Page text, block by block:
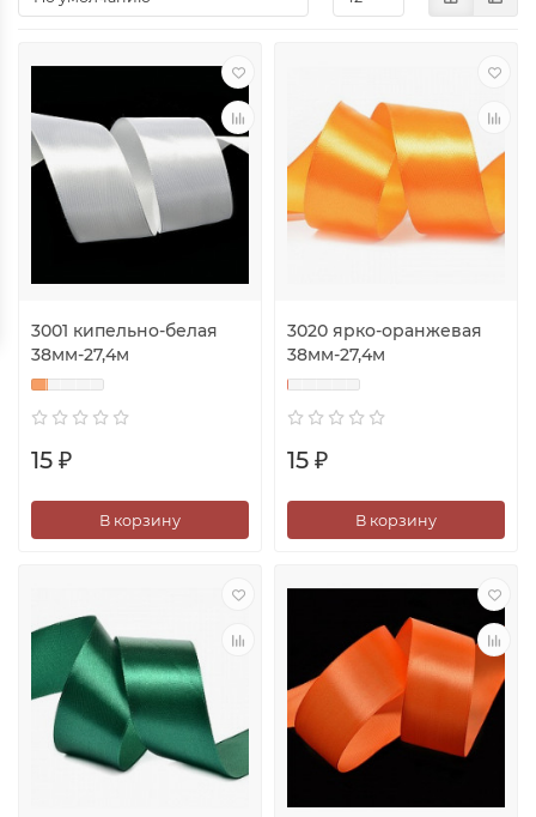
3001 кипельно-белая
38мм-27,4м
15 ₽
В корзину
3020 ярко-оранжевая
38мм-27,4м
15 ₽
В корзину